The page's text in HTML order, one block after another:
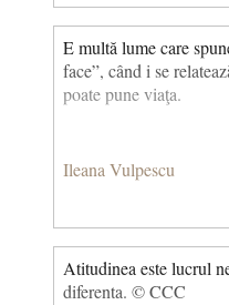
E multă lume care
face”, când i se
poate pune viaţa.
Ileana Vulpescu
Atitudinea este lucrul
diferenta. © CCC